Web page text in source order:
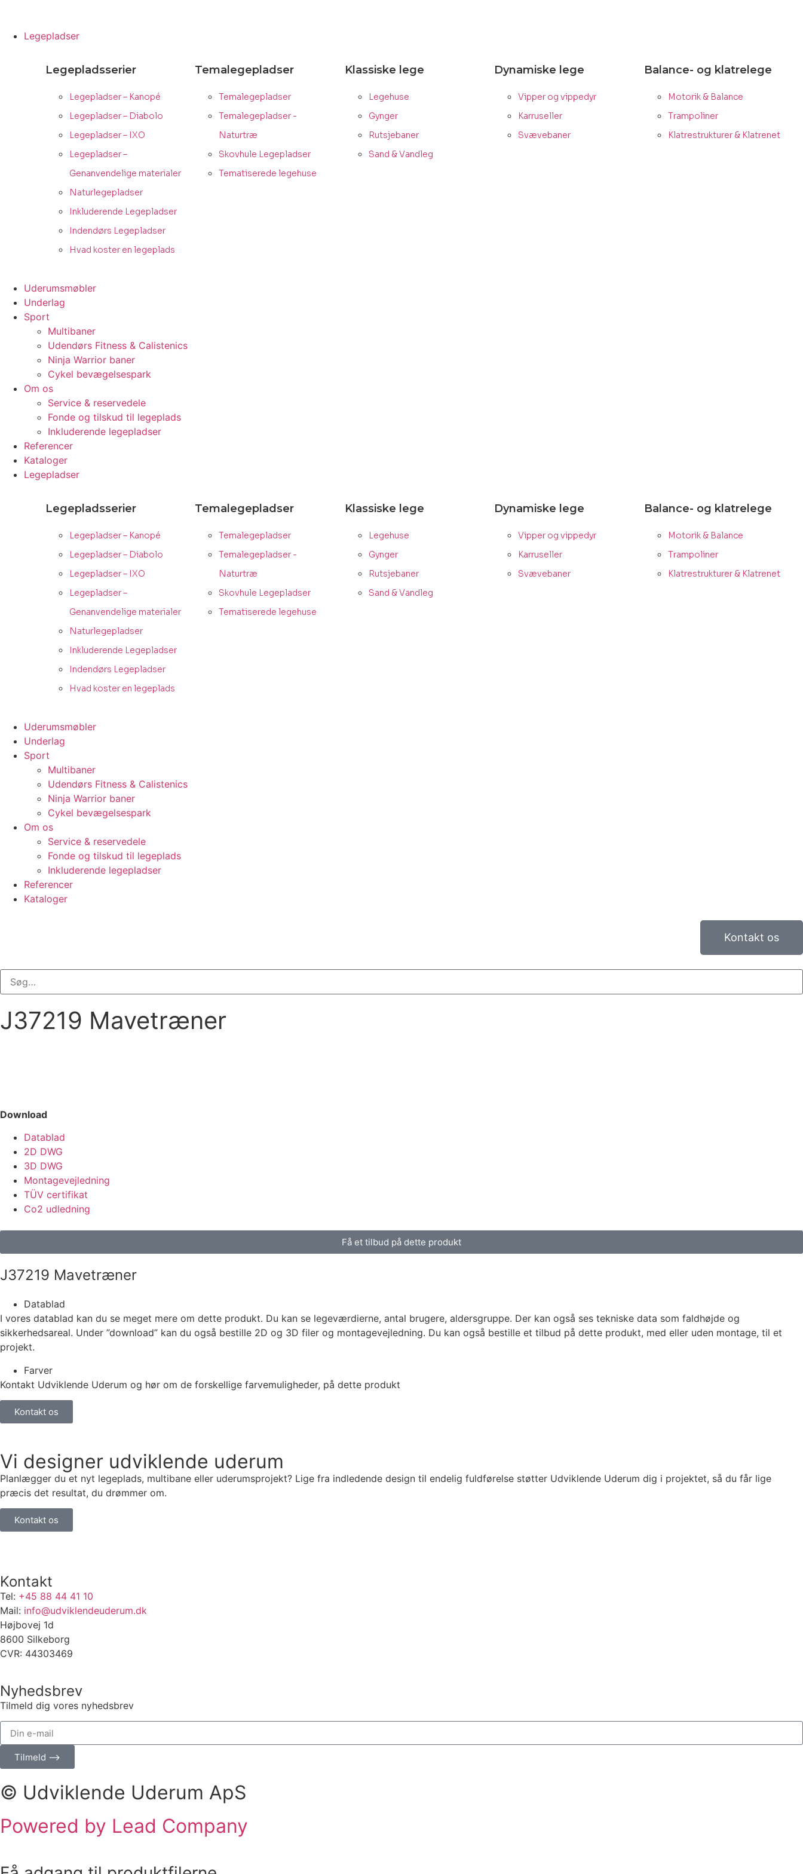
Legepladser
Legepladsserier
Legepladser – Kanopé
Legepladser – Diabolo
Legepladser – IXO
Legepladser –
Genanvendelige materialer
Naturlegepladser
Inkluderende Legepladser
Indendørs Legepladser
Hvad koster en legeplads
Temalegepladser
Temalegepladser
Temalegepladser -
Naturtræ
Skovhule Legepladser
Tematiserede legehuse
Klassiske lege
Legehuse
Gynger
Rutsjebaner
Sand & Vandleg
Dynamiske lege
Vipper og vippedyr
Karruseller
Svævebaner
Balance- og klatrelege
Motorik & Balance
Trampoliner
Klatrestrukturer & Klatrenet
Uderumsmøbler
Underlag
Sport
Multibaner
Udendørs Fitness & Calistenics
Ninja Warrior baner
Cykel bevægelsespark
Om os
Service & reservedele
Fonde og tilskud til legeplads
Inkluderende legepladser
Referencer
Kataloger
Legepladser
Legepladsserier
Legepladser – Kanopé
Legepladser – Diabolo
Legepladser – IXO
Legepladser –
Genanvendelige materialer
Naturlegepladser
Inkluderende Legepladser
Indendørs Legepladser
Hvad koster en legeplads
Temalegepladser
Temalegepladser
Temalegepladser -
Naturtræ
Skovhule Legepladser
Tematiserede legehuse
Klassiske lege
Legehuse
Gynger
Rutsjebaner
Sand & Vandleg
Dynamiske lege
Vipper og vippedyr
Karruseller
Svævebaner
Balance- og klatrelege
Motorik & Balance
Trampoliner
Klatrestrukturer & Klatrenet
Uderumsmøbler
Underlag
Sport
Multibaner
Udendørs Fitness & Calistenics
Ninja Warrior baner
Cykel bevægelsespark
Om os
Service & reservedele
Fonde og tilskud til legeplads
Inkluderende legepladser
Referencer
Kataloger
Kontakt os
J37219 Mavetræner
Download
Datablad
2D DWG
3D DWG
Montagevejledning
TÜV certifikat
Co2 udledning
Få et tilbud på dette produkt
J37219 Mavetræner
Datablad
I vores datablad kan du se meget mere om dette produkt. Du kan se legeværdierne, antal brugere, aldersgruppe. Der kan også ses tekniske data som faldhøjde og
sikkerhedsareal. Under ”download” kan du også bestille 2D og 3D filer og montagevejledning. Du kan også bestille et tilbud på dette produkt, med eller uden montage, til et
projekt.
Farver
Kontakt Udviklende Uderum og hør om de forskellige farvemuligheder, på dette produkt
Kontakt os
Vi designer udviklende uderum
Planlægger du et nyt legeplads, multibane eller uderumsprojekt? Lige fra indledende design til endelig fuldførelse støtter Udviklende Uderum dig i projektet, så du får lige
præcis det resultat, du drømmer om.
Kontakt os
Kontakt
Tel: +45 88 44 41 10
Mail: info@udviklendeuderum.dk
Højbovej 1d
8600 Silkeborg
CVR: 44303469
Nyhedsbrev
Tilmeld dig vores nyhedsbrev
Tilmeld ⟶
© Udviklende Uderum ApS
Powered by Lead Company